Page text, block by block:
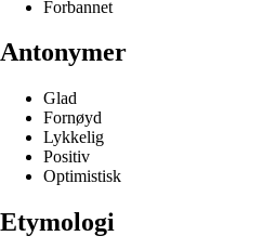
Forbannet
Antonymer
Glad
Fornøyd
Lykkelig
Positiv
Optimistisk
Etymologi